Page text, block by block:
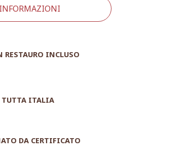
RESTAURO INCLUSO
TUTTA ITALIA
DA CERTIFICATO